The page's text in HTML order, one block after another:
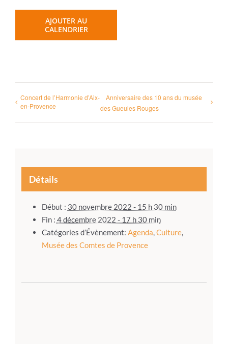
AJOUTER AU
CALENDRIER
Concert de l’Harmonie d’Aix-
en-Provence
Anniversaire des 10 ans du musée
des Gueules Rouges
Détails
Début : 30 novembre 2022 - 15 h 30 min
Fin : 4 décembre 2022 - 17 h 30 min
Catégories d’Évènement: Agenda Culture,
Musée des Comtes de Provence